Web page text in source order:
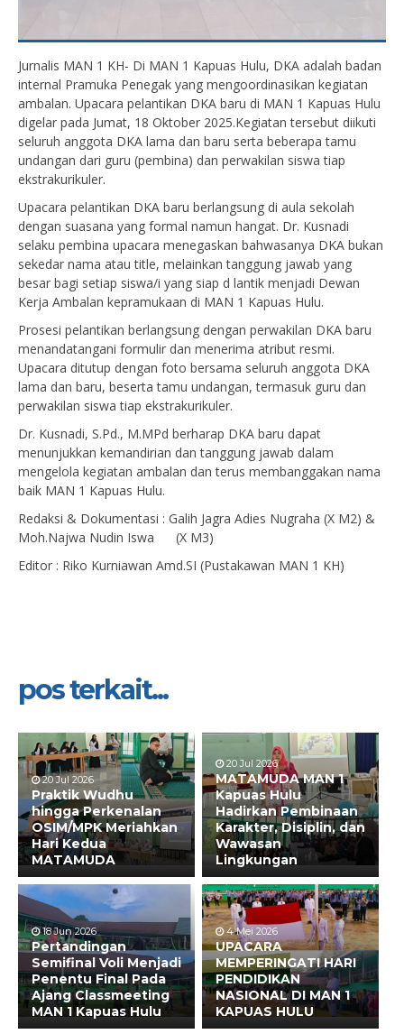
Jurnalis MAN 1 KH- Di MAN 1 Kapuas Hulu, DKA adalah badan
internal Pramuka Penegak yang mengoordinasikan kegiatan
ambalan. Upacara pelantikan DKA baru di MAN 1 Kapuas Hulu
digelar pada Jumat, 18 Oktober 2025.Kegiatan tersebut diikuti
seluruh anggota DKA lama dan baru serta beberapa tamu
undangan dari guru (pembina) dan perwakilan siswa tiap
ekstrakurikuler.
Upacara pelantikan DKA baru berlangsung di aula sekolah
dengan suasana yang formal namun hangat. Dr. Kusnadi
selaku pembina upacara menegaskan bahwasanya DKA bukan
sekedar nama atau title, melainkan tanggung jawab yang
besar bagi setiap siswa/i yang siap d lantik menjadi Dewan
Kerja Ambalan kepramukaan di MAN 1 Kapuas Hulu.
Prosesi pelantikan berlangsung dengan perwakilan DKA baru
menandatangani formulir dan menerima atribut resmi.
Upacara ditutup dengan foto bersama seluruh anggota DKA
lama dan baru, beserta tamu undangan, termasuk guru dan
perwakilan siswa tiap ekstrakurikuler.
Dr. Kusnadi, S.Pd., M.MPd berharap DKA baru dapat
menunjukkan kemandirian dan tanggung jawab dalam
mengelola kegiatan ambalan dan terus membanggakan nama
baik MAN 1 Kapuas Hulu.
Redaksi & Dokumentasi : Galih Jagra Adies Nugraha (X M2) &
Moh.Najwa Nudin Iswa (X M3)
Editor : Riko Kurniawan Amd.SI (Pustakawan MAN 1 KH)
pos terkait...
20 Jul 2026
Praktik Wudhu
hingga Perkenalan
OSIM/MPK Meriahkan
Hari Kedua
MATAMUDA
20 Jul 2026
MATAMUDA MAN 1
Kapuas Hulu
Hadirkan Pembinaan
Karakter, Disiplin, dan
Wawasan
Lingkungan
18 Jun 2026
Pertandingan
Semifinal Voli Menjadi
Penentu Final Pada
Ajang Classmeeting
MAN 1 Kapuas Hulu
4 Mei 2026
UPACARA
MEMPERINGATI HARI
PENDIDIKAN
NASIONAL DI MAN 1
KAPUAS HULU